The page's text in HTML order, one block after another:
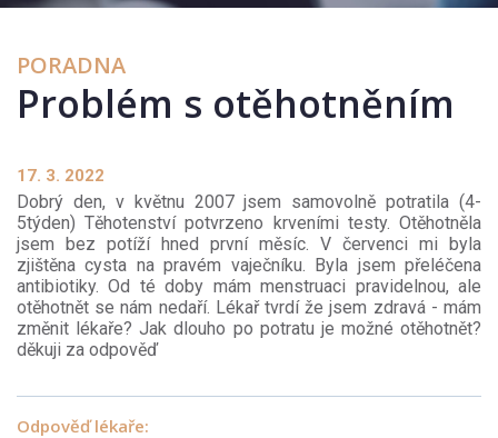
PORADNA
Problém s otěhotněním
17. 3. 2022
Dobrý den, v květnu 2007 jsem samovolně potratila (4-
5týden) Těhotenství potvrzeno krveními testy. Otěhotněla
jsem bez potíží hned první měsíc. V červenci mi byla
zjištěna cysta na pravém vaječníku. Byla jsem přeléčena
antibiotiky. Od té doby mám menstruaci pravidelnou, ale
otěhotnět se nám nedaří. Lékař tvrdí že jsem zdravá - mám
změnit lékaře? Jak dlouho po potratu je možné otěhotnět?
děkuji za odpověď
Odpověď lékaře: